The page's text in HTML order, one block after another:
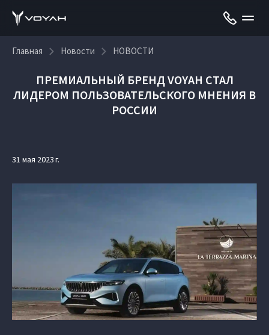
Главная Новости НОВОСТИ
ПРЕМИАЛЬНЫЙ БРЕНД VOYAH СТАЛ
ЛИДЕРОМ ПОЛЬЗОВАТЕЛЬСКОГО МНЕНИЯ В
РОССИИ
31 мая 2023 г.